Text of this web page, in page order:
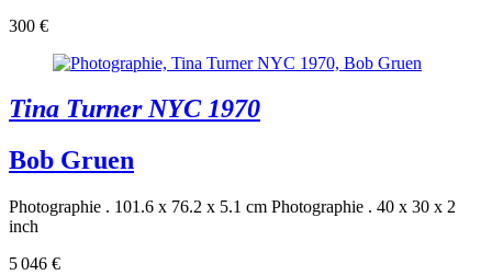
300 €
Tina Turner NYC 1970
Bob Gruen
Photographie . 101.6 x 76.2 x 5.1 cm Photographie . 40 x 30 x 2
inch
5 046 €